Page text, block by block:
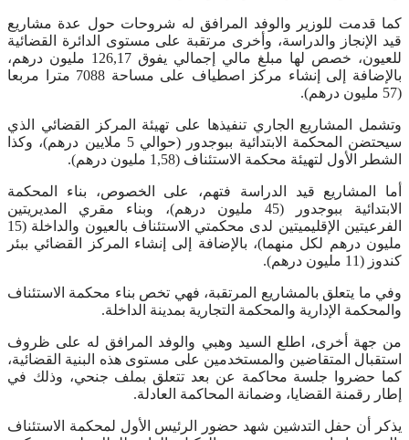
كما قدمت للوزير والوفد المرافق له شروحات حول عدة مشاريع
قيد الإنجاز والدراسة، وأخرى مرتقبة على مستوى الدائرة القضائية
للعيون، خصص لها مبلغ مالي إجمالي يفوق 126,17 مليون درهم،
بالإضافة إلى إنشاء مركز اصطياف على مساحة 7088 مترا مربعا
(57 مليون درهم).
وتشمل المشاريع الجاري تنفيذها على تهيئة المركز القضائي الذي
سيحتضن المحكمة الابتدائية ببوجدور (حوالي 5 ملايين درهم)، وكذا
الشطر الأول لتهيئة محكمة الاستئناف (1,58 مليون درهم).
أما المشاريع قيد الدراسة فتهم، على الخصوص، بناء المحكمة
الابتدائية ببوجدور (45 مليون درهم)، وبناء مقري المديريتين
الفرعيتين الإقليميتين لدى محكمتي الاستئناف بالعيون والداخلة (15
مليون درهم لكل منهما)، بالإضافة إلى إنشاء المركز القضائي ببئر
كندوز (11 مليون درهم).
وفي ما يتعلق بالمشاريع المرتقبة، فهي تخص بناء محكمة الاستئناف
والمحكمة الإدارية والمحكمة التجارية بمدينة الداخلة.
من جهة أخرى، اطلع السيد وهبي والوفد المرافق له على ظروف
استقبال المتقاضين والمستخدمين على مستوى هذه البنية القضائية،
كما حضروا جلسة محاكمة عن بعد تتعلق بملف جنحي، وذلك في
إطار رقمنة القضايا، وضمانة المحاكمة العادلة.
يذكر أن حفل التدشين شهد حضور الرئيس الأول لمحكمة الاستئناف